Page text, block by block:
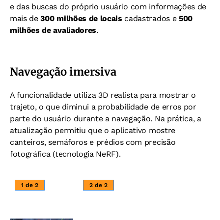
e das buscas do próprio usuário com informações de
mais de300 milhões de locais cadastrados e 500
milhões de avaliadores.
Navegação imersiva
A funcionalidade utiliza 3D realista para mostrar o
trajeto, o que diminui a probabilidade de erros por
parte do usuário durante a navegação. Na prática, a
atualização permitiu que o aplicativo mostre
canteiros, semáforos e prédios com precisão
fotográfica (tecnologia NeRF).
1 de 2 2 de 2